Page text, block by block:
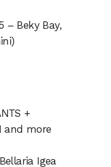
– Beky Bay,
+
and more
Igea